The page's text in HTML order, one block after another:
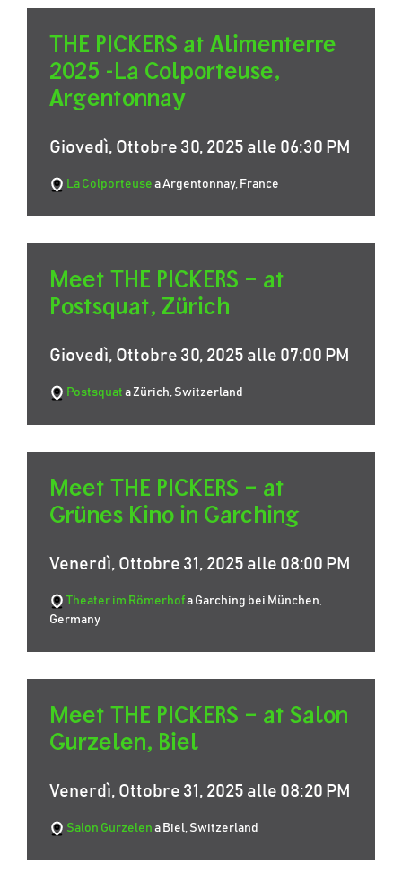
THE PICKERS at Alimenterre
2025 -La Colporteuse,
Argentonnay
Giovedì, Ottobre 30, 2025 alle 06:30 PM
La Colporteuse a Argentonnay, France
Meet THE PICKERS – at
Postsquat, Zürich
Giovedì, Ottobre 30, 2025 alle 07:00 PM
Postsquat a Zürich, Switzerland
Meet THE PICKERS – at
Grünes Kino in Garching
Venerdì, Ottobre 31, 2025 alle 08:00 PM
Theater im Römerhofa Garching bei München,
Germany
Meet THE PICKERS – at Salon
Gurzelen, Biel
Venerdì, Ottobre 31, 2025 alle 08:20 PM
Salon Gurzelen a Biel, Switzerland